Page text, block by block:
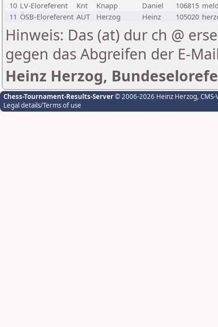
10 LV-Eloreferent Knt Knapp Daniel 106815
11 ÖSB-Eloreferent AUT Herzog Heinz 105020
Hinweis: Das (at) dur ch @
gegen das Abgreifen der E-
Heinz Herzog,
Chess-Tournament-Results-Server© 2006-2026 Heinz Herzog,
Legal details/Terms of use